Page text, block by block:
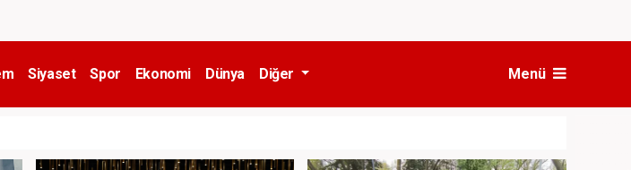
Siyaset Spor Ekonomi Dünya Diğer Menü